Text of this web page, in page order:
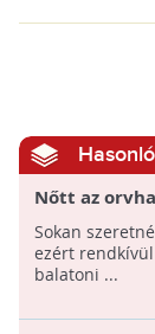
Hasonló
Nőtt az
körül
Sokan
ezért
balatoni ...